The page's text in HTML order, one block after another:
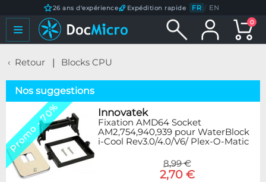
26 ans d'expérience Expédition rapide FR / EN
0
Retour Blocks CPU
Nos suggestions
Promo - 70% Innovatek
Fixation AMD64 Socket
AM2,754,940,939 pour WaterBlock
i-Cool Rev3.0/4.0/V6/ Plex-O-Matic
8,99 €
2,70 €